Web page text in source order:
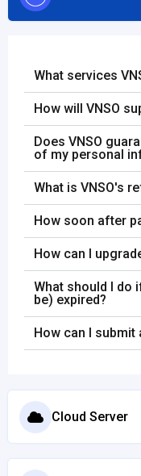
What services
How will VNSO
Does VNSO
of my personal
What is VNSO's
How soon after
How can I
What should I do
be) expired?
How can I submit
Cloud Server